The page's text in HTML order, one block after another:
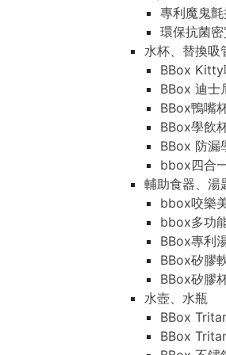
專利魔鬼
環保抗菌
水杯、替換吸
BBox Kitty
BBox 迪士
BBox鴨嘴
BBox學飲
BBox 防漏
bbox四合
輔助食器、湯
bbox咬樂
bbox多功
BBox專利
BBox矽膠
BBox矽膠
水壺、水瓶
BBox
BBox